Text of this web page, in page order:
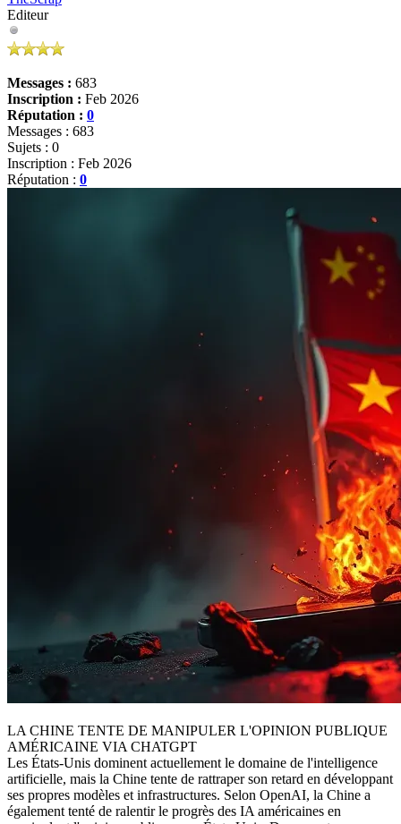
Editeur
Messages : 683
Inscription : Feb 2026
Réputation : 0
Messages : 683
Sujets : 0
Inscription : Feb 2026
Réputation : 0
LA CHINE TENTE DE MANIPULER L'OPINION PUBLIQUE
AMÉRICAINE VIA CHATGPT
Les États-Unis dominent actuellement le domaine de l'intelligence
artificielle, mais la Chine tente de rattraper son retard en développant
ses propres modèles et infrastructures. Selon OpenAI, la Chine a
également tenté de ralentir le progrès des IA américaines en